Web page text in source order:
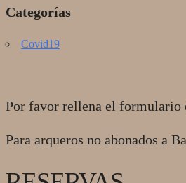
Categorías
Covid19
Por favor rellena el formulario
Para arqueros no abonados a